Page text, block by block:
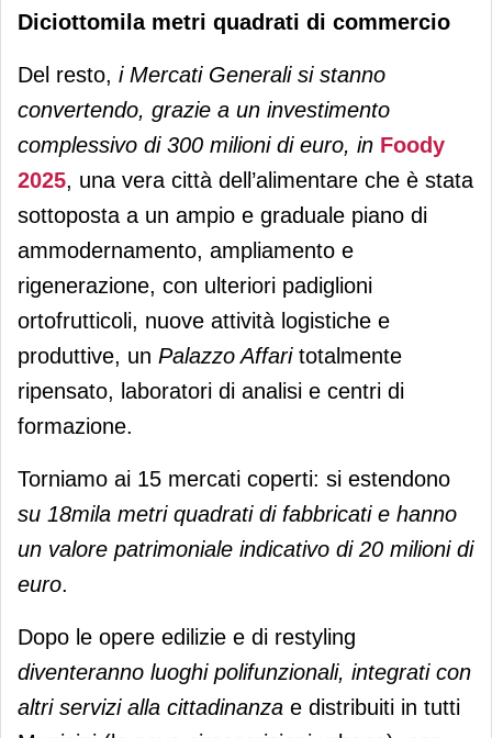
Diciottomila metri quadrati di commercio
Del resto, i Mercati Generali si stanno
convertendo, grazie a un investimento
complessivo di 300 milioni di euro, in Foody
2025, una vera città dell’alimentare che è stata
sottoposta a un ampio e graduale piano di
ammodernamento, ampliamento e
rigenerazione, con ulteriori padiglioni
ortofrutticoli, nuove attività logistiche e
produttive, un Palazzo Affaritotalmente
ripensato, laboratori di analisi e centri di
formazione.
Torniamo ai 15 mercati coperti: si estendono
su 18mila metri quadrati di fabbricati e hanno
un valore patrimoniale indicativo di 20 milioni di
euro.
Dopo le opere edilizie e di restyling
diventeranno luoghi polifunzionali, integrati con
altri servizi alla cittadinanza e distribuiti in tutti